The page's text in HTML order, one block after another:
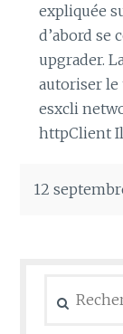
expliquée
d’abord se
upgrader.
autoriser le
esxcli
httpClient
12